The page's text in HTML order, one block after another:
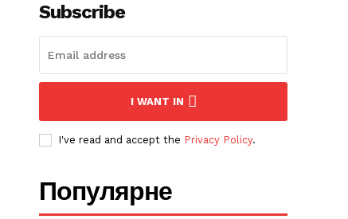
Subscribe
I WANT IN
I've read and accept the Privacy Policy.
Популярне